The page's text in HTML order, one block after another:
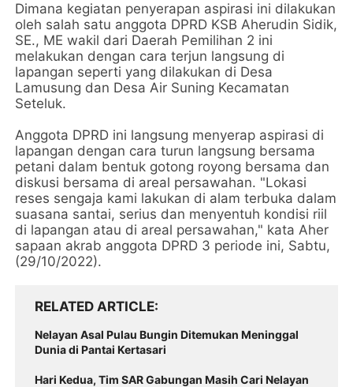
Dimana kegiatan penyerapan aspirasi ini dilakukan
oleh salah satu anggota DPRD KSB Aherudin Sidik,
SE., ME wakil dari Daerah Pemilihan 2 ini
melakukan dengan cara terjun langsung di
lapangan seperti yang dilakukan di Desa
Lamusung dan Desa Air Suning Kecamatan
Seteluk.
Anggota DPRD ini langsung menyerap aspirasi di
lapangan dengan cara turun langsung bersama
petani dalam bentuk gotong royong bersama dan
diskusi bersama di areal persawahan. "Lokasi
reses sengaja kami lakukan di alam terbuka dalam
suasana santai, serius dan menyentuh kondisi riil
di lapangan atau di areal persawahan," kata Aher
sapaan akrab anggota DPRD 3 periode ini, Sabtu,
(29/10/2022).
RELATED ARTICLE
Nelayan Asal Pulau Bungin Ditemukan Meninggal
Dunia di Pantai Kertasari
Hari Kedua, Tim SAR Gabungan Masih Cari Nelayan